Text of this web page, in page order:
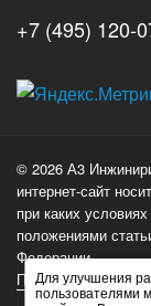
+7 (495) 120-
Нагорный
проезд
д.7
стр.
© 2026 А3
интернет-сайт
при каких
положениями
Федерации.
Политика
Для улучшения
пользователями